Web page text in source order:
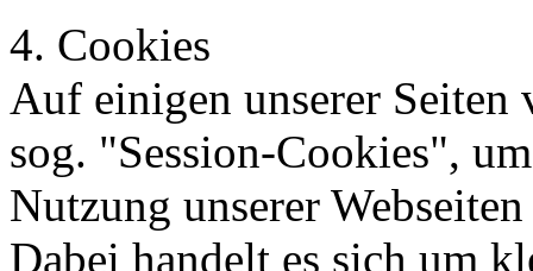
4. Cookies
Auf einigen unserer Seiten
sog. "Session-Cookies",
Nutzung unserer
Dabei handelt es sich um